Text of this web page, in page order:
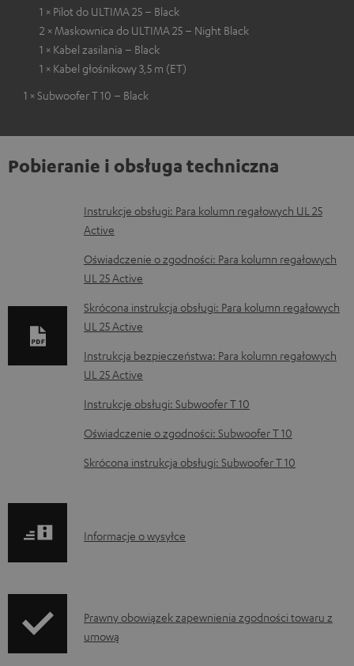
1 × Pilot do ULTIMA 25 – Black
2 × Maskownica do ULTIMA 25 – Night Black
1 × Kabel zasilania – Black
1 × Kabel głośnikowy 3,5 m (ET)
1 × Subwoofer T 10 – Black
Pobieranie i obsługa techniczna
D
o
k
u
m
e
n
t
y
d
p
r
i
a
Instrukcje obsługi: Para kolumn regałowych UL 25
Active
Oświadczenie o zgodności: Para kolumn regałowych
UL 25 Active
Skrócona instrukcja obsługi: Para kolumn regałowych
UL 25 Active
Instrukcja bezpieczeństwa: Para kolumn regałowych
UL 25 Active
Instrukcje obsługi: Subwoofer T 10
Oświadczenie o zgodności: Subwoofer T 10
Skrócona instrukcja obsługi: Subwoofer T 10
I
o
r
Informacje o wysyłce
I
n
Prawny obowiązek zapewnienia zgodności towaru z
umową